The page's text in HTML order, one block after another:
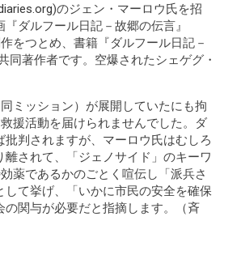
)のジェン・マーロウ氏を招
ダルフール日記－故郷の伝言』
をつとめ、書籍『ダルフール日記－
同著作者です。空爆されたシェゲグ・
ミッション）が展開していたにも拘
援活動を届けられませんでした。ダ
判されますが、マーロウ氏はむしろ
されて、「ジェノサイド」のキーワ
薬であるかのごとく喧伝し「派兵さ
て挙げ、「いかに市民の安全を確保
関与が必要だと指摘します。（斉